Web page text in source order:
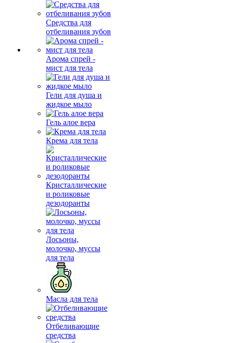
Средства для
отбеливания зубов
Арома спрей -
мист для тела
Гели для душа и
жидкое мыло
Гель алое вера
Крема для тела
Кристаллические
и роликовые
дезодоранты
Лосьоны,
молочко, муссы
для тела
Масла для тела
Отбеливающие
средства